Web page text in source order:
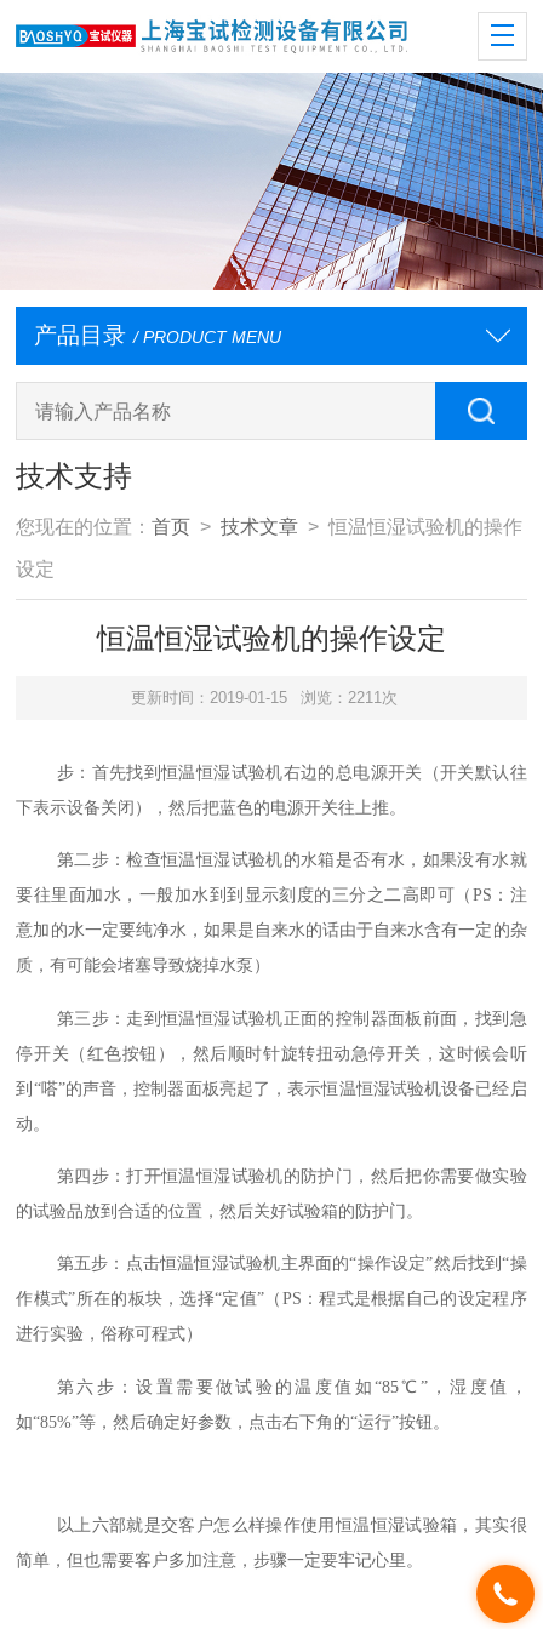
产品目录 / PRODUCT MENU
技术支持
您现在的位置：首页 >技术文章 > 恒温恒湿试验机的操作
设定
恒温恒湿试验机的操作设定
更新时间：2019-01-15 浏览：2211次
步：首先找到恒温恒湿试验机右边的总电源开关（开关默认往
下表示设备关闭），然后把蓝色的电源开关往上推。
第二步：检查恒温恒湿试验机的水箱是否有水，如果没有水就
要往里面加水，一般加水到到显示刻度的三分之二高即可（PS：注
意加的水一定要纯净水，如果是自来水的话由于自来水含有一定的杂
质，有可能会堵塞导致烧掉水泵）
第三步：走到恒温恒湿试验机正面的控制器面板前面，找到急
停开关（红色按钮），然后顺时针旋转扭动急停开关，这时候会听
到“嗒”的声音，控制器面板亮起了，表示恒温恒湿试验机设备已经启
动。
第四步：打开恒温恒湿试验机的防护门，然后把你需要做实验
的试验品放到合适的位置，然后关好试验箱的防护门。
第五步：点击恒温恒湿试验机主界面的“操作设定”然后找到“操
作模式”所在的板块，选择“定值”（PS：程式是根据自己的设定程序
进行实验，俗称可程式）
第六步：设置需要做试验的温度值如“85℃”，湿度值，
如“85%”等，然后确定好参数，点击右下角的“运行”按钮。
以上六部就是交客户怎么样操作使用恒温恒湿试验箱，其实很
简单，但也需要客户多加注意，步骤一定要牢记心里。